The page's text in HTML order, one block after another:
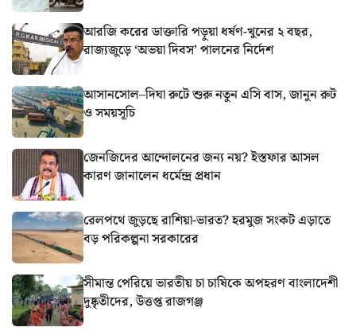
আরজি করের ডাক্তারি পড়ুয়া ধর্ষণ-খুনের ২ বছর,
রাজ্যজুড়ে ‘অভয়া দিবস’ পালনের নির্দেশ
আসানসোল–দিঘা রুটে শুরু নতুন এসি বাস, জানুন রুট
ও সময়সূচি
জেনজিদের আন্দোলনের জন্য নয়? ইস্তফার আসল
কারণ জানালেন ধর্মেন্দ্র প্রধান
রেলপথে জুড়ছে রাশিয়া-ভারত? হরমুজ সংকট এড়াতে
বড় পরিকল্পনা সরকারের
সীমান্ত পেরিয়ে ভারতীয় চা চাষিকে অপহরণ বাংলাদেশী
দুষ্কৃতীদের, উত্তপ্ত রাজগঞ্জ